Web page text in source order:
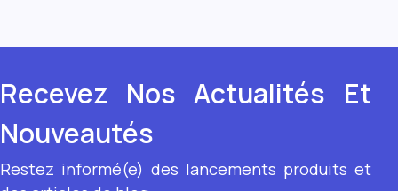
Recevez Nos Actualités Et
Nouveautés
Restez informé(e) des lancements produits et